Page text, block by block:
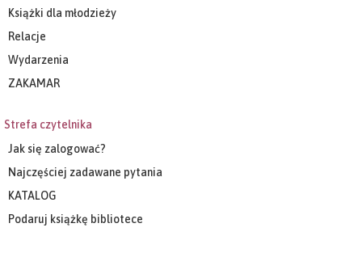
Książki dla młodzieży
Relacje
Wydarzenia
ZAKAMAR
Strefa czytelnika
Jak się zalogować?
Najczęściej zadawane pytania
KATALOG
Podaruj książkę bibliotece